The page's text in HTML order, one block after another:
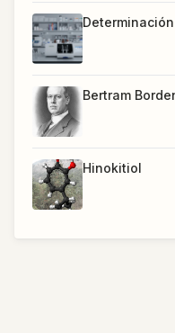
Bertram
Hinokitiol